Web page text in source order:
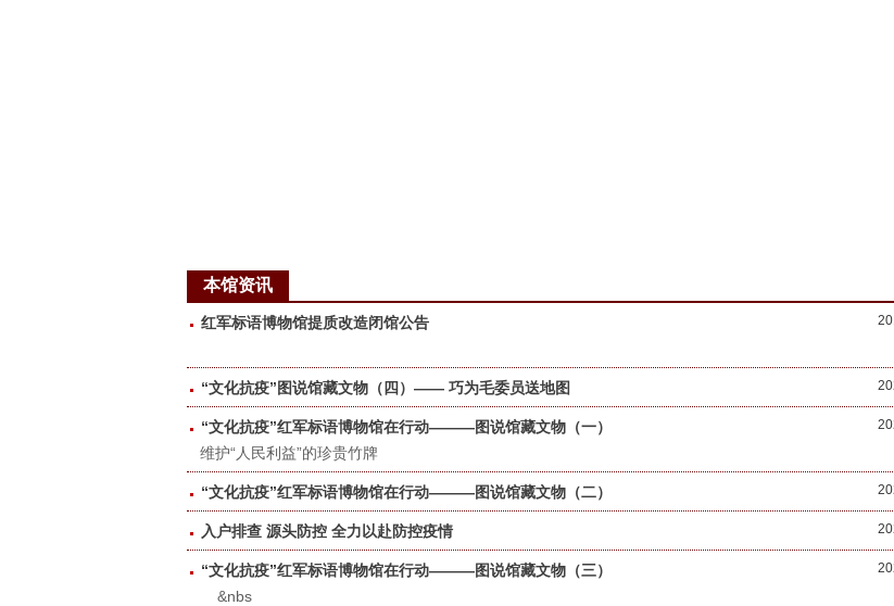
本馆资讯
红军标语博物馆提质改造闭馆公告
“文化抗疫”图说馆藏文物（四）—— 巧为毛委员送地图
​“文化抗疫”红军标语博物馆在行动———图说馆藏文物（一）
维护“人民利益”的珍贵竹牌
“文化抗疫”红军标语博物馆在行动———图说馆藏文物（二）
​入户排查 源头防控 全力以赴防控疫情
“文化抗疫”红军标语博物馆在行动———图说馆藏文物（三）
&nbs